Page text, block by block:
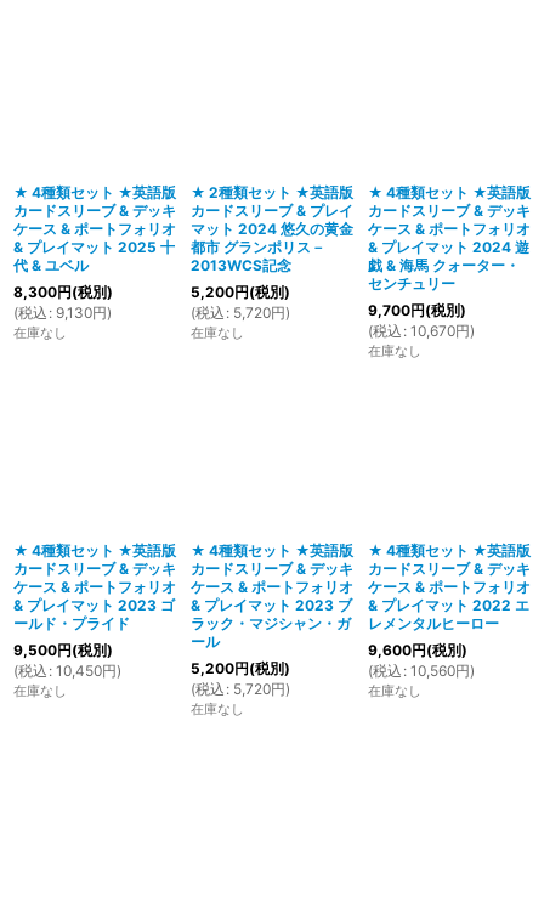
★ 4種類セット ★英語版
カードスリーブ & デッキ
ケース & ポートフォリオ
& プレイマット 2025 十
代 & ユベル
8,300円(税別)
(税込 : 9,130円)
在庫なし
★ 2種類セット ★英語版
カードスリーブ & プレイ
マット 2024 悠久の黄金
都市 グランポリス－
2013WCS記念
5,200円(税別)
(税込 : 5,720円)
在庫なし
★ 4種類セット ★英語版
カードスリーブ & デッキ
ケース & ポートフォリオ
& プレイマット 2024 遊
戯 & 海馬 クォーター・
センチュリー
9,700円(税別)
(税込 : 10,670円)
在庫なし
★ 4種類セット ★英語版
カードスリーブ & デッキ
ケース & ポートフォリオ
& プレイマット 2023 ゴ
ールド・プライド
9,500円(税別)
(税込 : 10,450円)
在庫なし
★ 4種類セット ★英語版
カードスリーブ & デッキ
ケース & ポートフォリオ
& プレイマット 2023 ブ
ラック・マジシャン・ガ
ール
5,200円(税別)
(税込 : 5,720円)
在庫なし
★ 4種類セット ★英語版
カードスリーブ & デッキ
ケース & ポートフォリオ
& プレイマット 2022 エ
レメンタルヒーロー
9,600円(税別)
(税込 : 10,560円)
在庫なし